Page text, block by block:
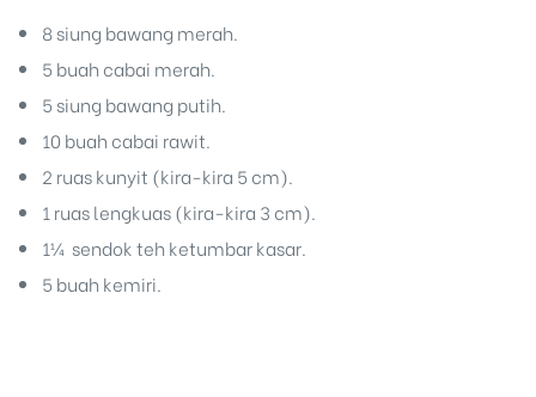
8 siung bawang merah.
5 buah cabai merah.
5 siung bawang putih.
10 buah cabai rawit.
2 ruas kunyit (kira-kira 5 cm).
1 ruas lengkuas (kira-kira 3 cm).
1¼ sendok teh ketumbar kasar.
5 buah kemiri.